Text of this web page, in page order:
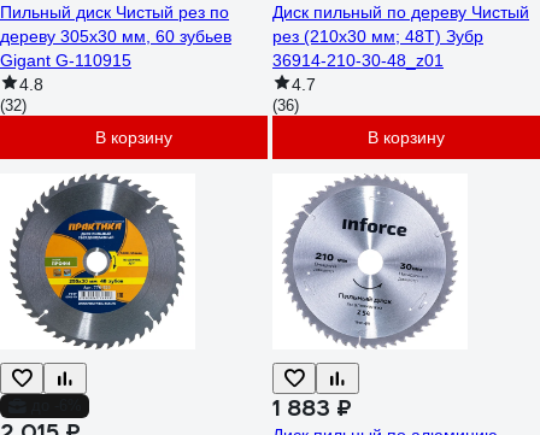
Пильный диск Чистый рез по
дереву 305x30 мм, 60 зубьев
Gigant G-110915
4.8
(32)
В корзину
Диск пильный по дереву Чистый
рез (210x30 мм; 48Т) Зубр
36914-210-30-48_z01
4.7
(36)
В корзину
1 883 ₽